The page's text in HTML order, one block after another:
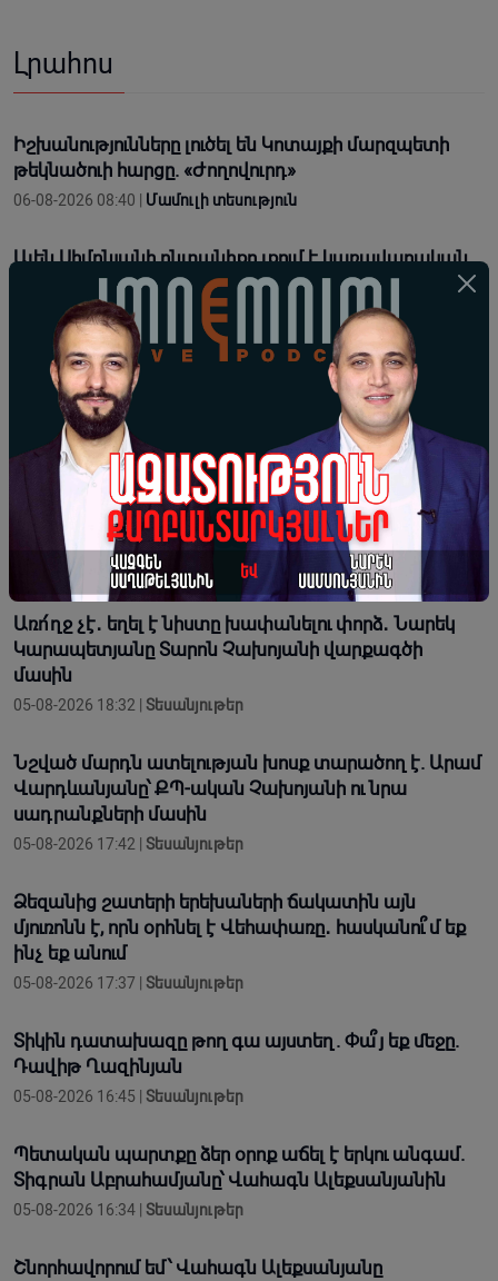
Լրահոս
Իշխանությունները լուծել են Կոտայքի մարզպետի
թեկնածուի հարցը. «Ժողովուրդ»
06-08-2026 08:40 | Մամուլի տեսություն
Ալեն Սիմոնյանի ընտանիքը լքում է կառավարական
ամառանոցը. «Ժողովուրդ»
06-08-2026 08:29 | Մամուլի տեսություն
Քաղաքական հակառակորդների արտոնված
սպանություններ, հյուրը՝ Րաֆֆի Հովհաննիսյան․
Իմնեմնիմի 218 / արխիվ
05-08-2026 21:05 |IMNEMNIMI PODCAST
ՀՀԿ Երիտասարդական կազմակերպությունում
շարունակվում են կրթական ծրագրերը
05-08-2026 19:38 |Լուրեր
Առո՛ղջ չէ․ եղել է նիստը խափանելու փորձ․ Նարեկ
Կարապետյանը Տարոն Չախոյանի վարքագծի
մասին
05-08-2026 18:32 | Տեսանյութեր
Նշված մարդն ատելության խոսք տարածող է. Արամ
Վարդևանյանը՝ ՔՊ-ական Չախոյանի ու նրա
սադրանքների մասին
05-08-2026 17:42 | Տեսանյութեր
Ձեզանից շատերի երեխաների ճակատին այն
մյուռոնն է, որն օրհնել է Վեհափառը․ հասկանու՞մ եք
ինչ եք անում
05-08-2026 17:37 | Տեսանյութեր
Տիկին դատախազը թող գա այստեղ. Փա՞յ եք մեջը.
Դավիթ Ղազինյան
05-08-2026 16:45 | Տեսանյութեր
Պետական պարտքը ձեր օրոք աճել է երկու անգամ.
Տիգրան Աբրահամյանը՝ Վահագն Ալեքսանյանին
05-08-2026 16:34 | Տեսանյութեր
Շնորհավորում եմ՝ Վահագն Ալեքսանյանը